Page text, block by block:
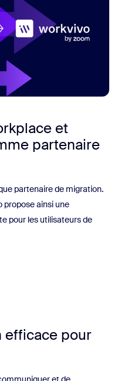
et
partenaire
partenaire de migration.
propose ainsi une
pour les utilisateurs de
efficace pour